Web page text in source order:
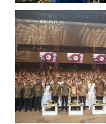
Artikel
Kesehatan